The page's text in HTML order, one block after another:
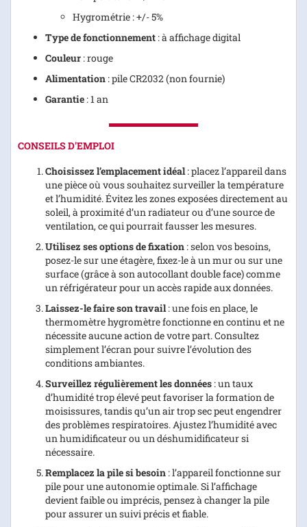
Hygrométrie : +/- 5%
Type de fonctionnement : à affichage digital
Couleur : rouge
Alimentation : pile CR2032 (non fournie)
Garantie : 1 an
CONSEILS D'EMPLOI
Choisissez l’emplacement idéal: placez l’appareil dans
une pièce où vous souhaitez surveiller la température
et l’humidité. Évitez les zones exposées directement au
soleil, à proximité d’un radiateur ou d’une source de
ventilation, ce qui pourrait fausser les mesures.
Utilisez ses options de fixation : selon vos besoins,
posez-le sur une étagère, fixez-le à un mur ou sur une
surface (grâce à son autocollant double face) comme
un réfrigérateur pour un accès rapide aux données.
Laissez-le faire son travail: une fois en place, le
thermomètre hygromètre fonctionne en continu et ne
nécessite aucune action de votre part. Consultez
simplement l’écran pour suivre l’évolution des
conditions ambiantes.
Surveillez régulièrement les données : un taux
d’humidité trop élevé peut favoriser la formation de
moisissures, tandis qu’un air trop sec peut engendrer
des problèmes respiratoires. Ajustez l’humidité avec
un humidificateur ou un déshumidificateur si
nécessaire.
Remplacez la pile si besoin : l’appareil fonctionne sur
pile pour une autonomie optimale. Si l’affichage
devient faible ou imprécis, pensez à changer la pile
pour assurer un suivi précis et fiable.